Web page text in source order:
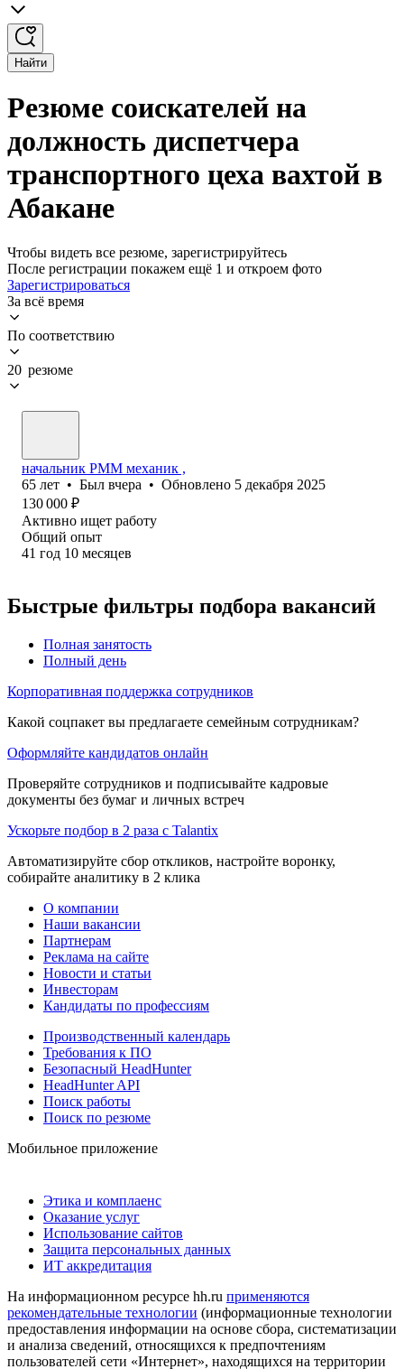
Найти
Резюме соискателей на
должность диспетчера
транспортного цеха вахтой в
Абакане
Чтобы видеть все резюме, зарегистрируйтесь
После регистрации покажем ещё 1 и откроем фото
Зарегистрироваться
За всё время
По соответствию
20 резюме
начальник РММ механик ,
65 лет • Был вчера • Обновлено 5 декабря 2025
130 000 ₽
Активно ищет работу
Общий опыт
41 год 10 месяцев
Быстрые фильтры подбора вакансий
Полная занятость
Полный день
Корпоративная поддержка сотрудников
Какой соцпакет вы предлагаете семейным сотрудникам?
Оформляйте кандидатов онлайн
Проверяйте сотрудников и подписывайте кадровые
документы без бумаг и личных встреч
Ускорьте подбор в 2 раза с Talantix
Автоматизируйте сбор откликов, настройте воронку,
собирайте аналитику в 2 клика
О компании
Наши вакансии
Партнерам
Реклама на сайте
Новости и статьи
Инвесторам
Кандидаты по профессиям
Производственный календарь
Требования к ПО
Безопасный HeadHunter
HeadHunter API
Поиск работы
Поиск по резюме
Мобильное приложение
Этика и комплаенс
Оказание услуг
Использование сайтов
Защита персональных данных
ИТ аккредитация
На информационном ресурсе hh.ru применяются
рекомендательные технологии (информационные технологии
предоставления информации на основе сбора, систематизации
и анализа сведений, относящихся к предпочтениям
пользователей сети «Интернет», находящихся на территории